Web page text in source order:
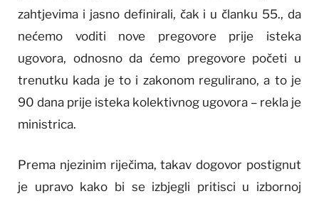
zahtjevima i jasno definirali, čak i u članku 55., da
nećemo voditi nove pregovore prije isteka
ugovora, odnosno da ćemo pregovore početi u
trenutku kada je to i zakonom regulirano, a to je
90 dana prije isteka kolektivnog ugovora – rekla je
ministrica.
Prema njezinim riječima, takav dogovor postignut
je upravo kako bi se izbjegli pritisci u izbornoj